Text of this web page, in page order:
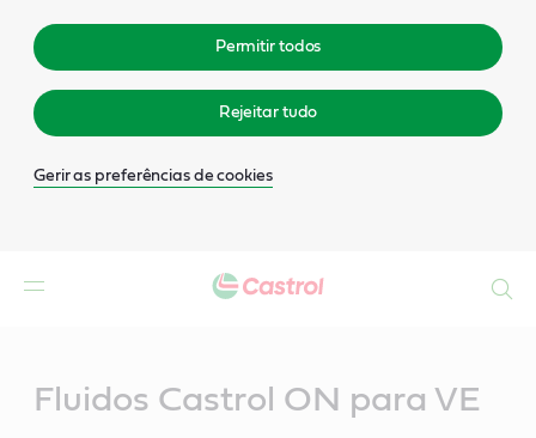
Permitir todos
Rejeitar tudo
Gerir as preferências de cookies
Fluidos Castrol ON para VE